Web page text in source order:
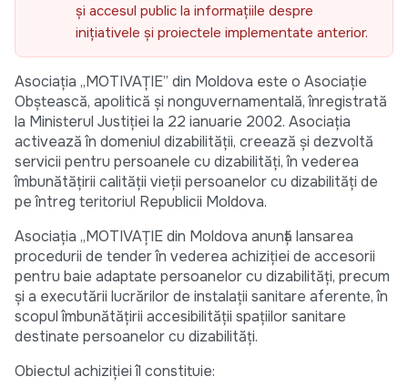
și accesul public la informațiile despre
inițiativele și proiectele implementate anterior.
Asociaţia „MOTIVAŢIE” din Moldova este o Asociaţie
Obştească, apolitică și nonguvernamentală, înregistrată
la Ministerul Justiției la 22 ianuarie 2002. Asociația
activează în domeniul dizabilităţii, creează şi dezvoltă
servicii pentru persoanele cu dizabilități, în vederea
îmbunătățirii calității vieții persoanelor cu dizabilități de
pe întreg teritoriul Republicii Moldova.
Asociația „MOTIVAȚIE din Moldova anunță lansarea
procedurii de tender în vederea achiziției de accesorii
pentru baie adaptate persoanelor cu dizabilități, precum
și a executării lucrărilor de instalații sanitare aferente, în
scopul îmbunătățirii accesibilității spațiilor sanitare
destinate persoanelor cu dizabilități.
Obiectul achiziției îl constituie: